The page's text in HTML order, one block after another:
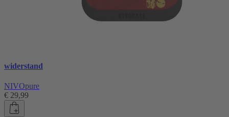
widerstand
NIVOpure
€ 29,99